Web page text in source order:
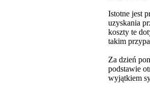
Istotne jest
uzyskania
koszty te
takim
Za dzień
podstawie
wyjątkiem